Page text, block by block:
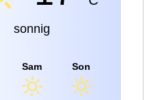
sonnig
Sam Son